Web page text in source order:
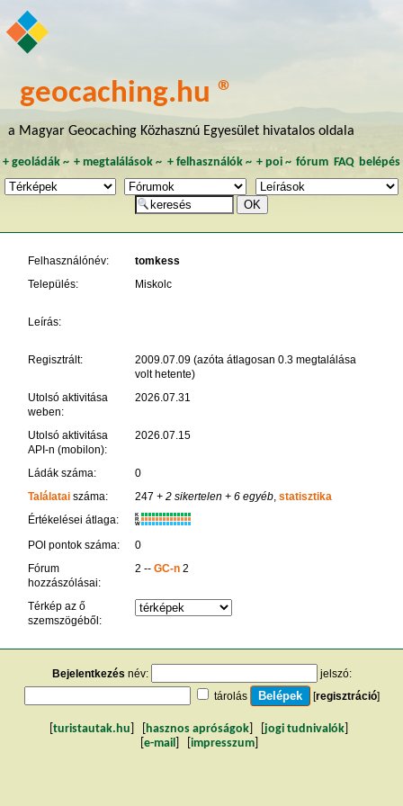
geocaching.hu ®
a Magyar Geocaching Közhasznú Egyesület hivatalos oldala
+ geoládák~ +megtalálások ~ + felhasználók~ + poi~ fórum FAQ belépés
Felhasználónév:
tomkess
Település:
Miskolc
Leírás:
Regisztrált:
2009.07.09 (azóta átlagosan 0.3 megtalálása
volt hetente)
Utolsó aktivitása
weben:
2026.07.31
Utolsó aktivitása
API-n (mobilon):
2026.07.15
Ládák száma:
0
Találataiszáma: 247 + 2 sikertelen + 6 egyéb, statisztika
Értékelései átlaga:
K
R
W
POI pontok száma:
0
Fórum
hozzászólásai:
2 -- GC-n2
Térkép az ő
szemszögéből:
Bejelentkezés név:
jelszó:
tárolás
[regisztráció]
turistautak.hu hasznos apróságok jogi tudnivalók
e-mail impresszum]